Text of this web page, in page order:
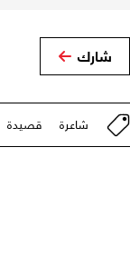
شارك
شاعرة قصيدة